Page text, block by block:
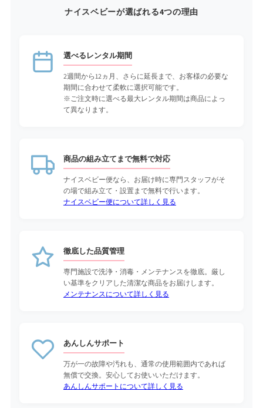
ナイスベビーが選ばれる4つの理由
選べるレンタル期間
2週間から12ヵ月、さらに延長まで、お客様の必要な
期間に合わせて柔軟に選択可能です。
※ご注文時に選べる最大レンタル期間は商品によっ
て異なります。
商品の組み立てまで無料で対応
ナイスベビー便なら、お届け時に専門スタッフがそ
の場で組み立て・設置まで無料で行います。
ナイスベビー便について詳しく見る
徹底した品質管理
専門施設で洗浄・消毒・メンテナンスを徹底。厳し
い基準をクリアした清潔な商品をお届けします。
メンテナンスについて詳しく見る
あんしんサポート
万が一の故障や汚れも、通常の使用範囲内であれば
無償で交換。安心してお使いいただけます。
あんしんサポートについて詳しく見る